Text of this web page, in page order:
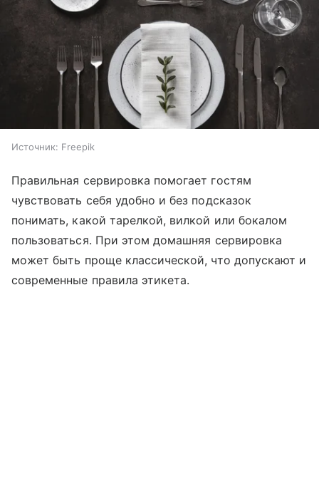
Источник: Freepik
Правильная сервировка помогает гостям
чувствовать себя удобно и без подсказок
понимать, какой тарелкой, вилкой или бокалом
пользоваться. При этом домашняя сервировка
может быть проще классической, что допускают и
современные правила этикета.